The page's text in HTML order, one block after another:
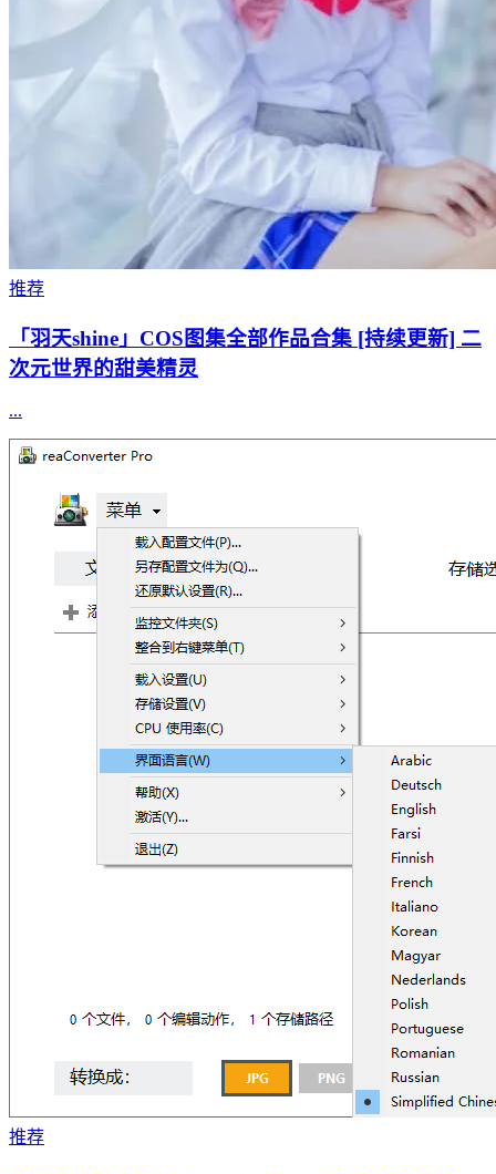
推荐
「羽天shine」COS图集全部作品合集 [持续更新] 二
次元世界的甜美精灵
...
推荐